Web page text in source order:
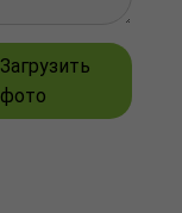
Загрузить
фото